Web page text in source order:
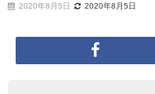
2020年8月5日 2020年8月5日